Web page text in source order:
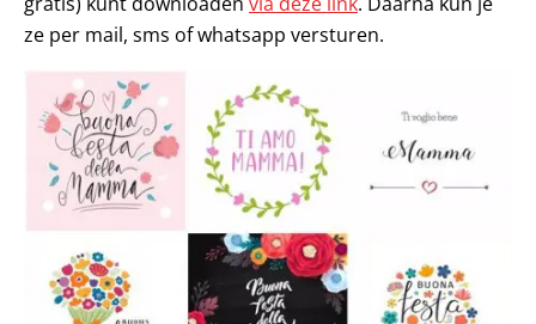
ze per mail, sms of whatsapp versturen.